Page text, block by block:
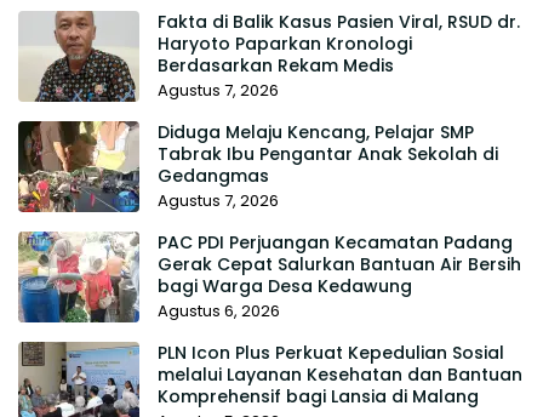
Fakta di Balik Kasus Pasien Viral, RSUD dr.
Haryoto Paparkan Kronologi
Berdasarkan Rekam Medis
Agustus 7, 2026
Diduga Melaju Kencang, Pelajar SMP
Tabrak Ibu Pengantar Anak Sekolah di
Gedangmas
Agustus 7, 2026
PAC PDI Perjuangan Kecamatan Padang
Gerak Cepat Salurkan Bantuan Air Bersih
bagi Warga Desa Kedawung
Agustus 6, 2026
PLN Icon Plus Perkuat Kepedulian Sosial
melalui Layanan Kesehatan dan Bantuan
Komprehensif bagi Lansia di Malang